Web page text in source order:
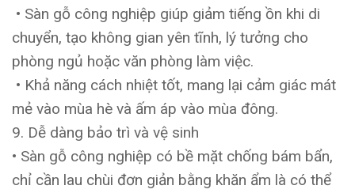
• Sàn gỗ công nghiệp giúp giảm tiếng ồn khi di
chuyển, tạo không gian yên tĩnh, lý tưởng cho
phòng ngủ hoặc văn phòng làm việc.
• Khả năng cách nhiệt tốt, mang lại cảm giác mát
mẻ vào mùa hè và ấm áp vào mùa đông.
9. Dễ dàng bảo trì và vệ sinh
• Sàn gỗ công nghiệp có bề mặt chống bám bẩn,
chỉ cần lau chùi đơn giản bằng khăn ẩm là có thể